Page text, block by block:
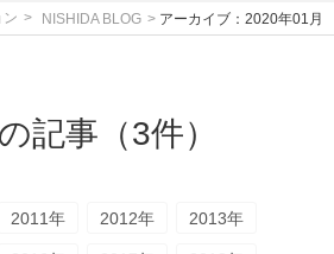
NISHIDA BLOG アーカイブ：2020年01月
記事（3件）
2011年 2012年 2013年